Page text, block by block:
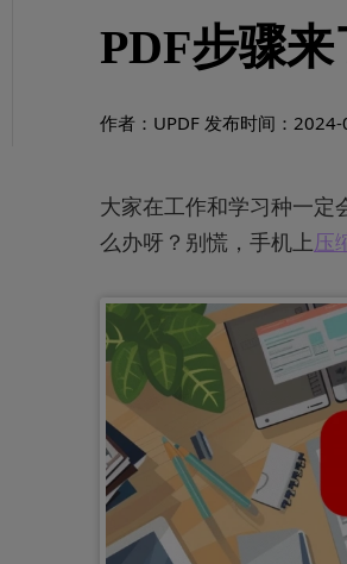
PDF步骤来
作者：UPDF 发布时间：
大家在工作和学习种一定
么办呀？别慌，手机上压